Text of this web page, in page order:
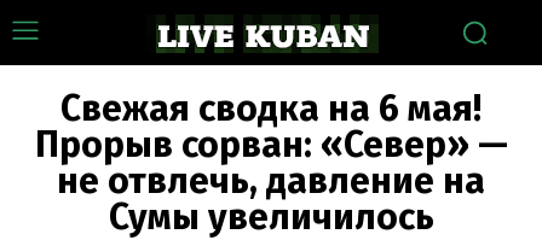
Свежая сводка на 6 мая!
Прорыв сорван: «Север» —
не отвлечь, давление на
Сумы увеличилось